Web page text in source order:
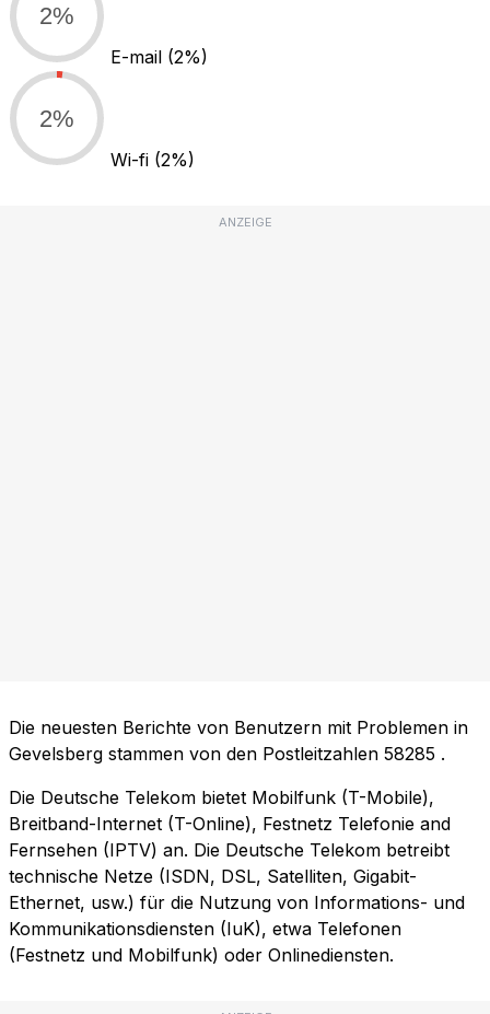
2%
E-mail (2%)
2%
Wi-fi (2%)
ANZEIGE
Die neuesten Berichte von Benutzern mit Problemen in
Gevelsberg stammen von den Postleitzahlen 58285 .
Die Deutsche Telekom bietet Mobilfunk (T-Mobile),
Breitband-Internet (T-Online), Festnetz Telefonie and
Fernsehen (IPTV) an. Die Deutsche Telekom betreibt
technische Netze (ISDN, DSL, Satelliten, Gigabit-
Ethernet, usw.) für die Nutzung von Informations- und
Kommunikationsdiensten (IuK), etwa Telefonen
(Festnetz und Mobilfunk) oder Onlinediensten.